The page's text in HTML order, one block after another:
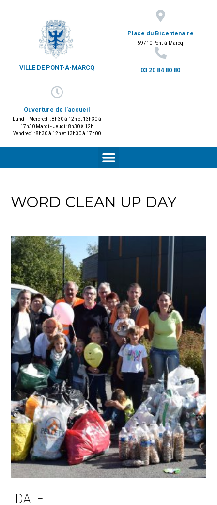
VILLE DE PONT-À-MARCQ
Place du Bicentenaire
59710 Pont-à-Marcq
03 20 84 80 80
Ouverture de l'accueil
Lundi - Mercredi : 8h30 à 12h et 13h30 à
17h30 Mardi - Jeudi : 8h30 à 12h
Vendredi : 8h30 à 12h et 13h30 à 17h00
WORD CLEAN UP DAY
DATE